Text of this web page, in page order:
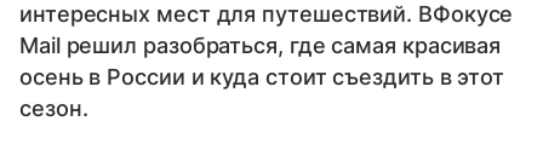
интересных мест для путешествий. ВФокусе
Mail решил разобраться, где самая красивая
осень в России и куда стоит съездить в этот
сезон.